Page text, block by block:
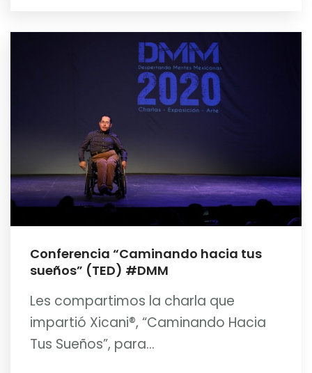
Conferencia “Caminando hacia tus
sueños” (TED) #DMM
Les compartimos la charla que
impartió Xicani®, “Caminando Hacia
Tus Sueños”, para...